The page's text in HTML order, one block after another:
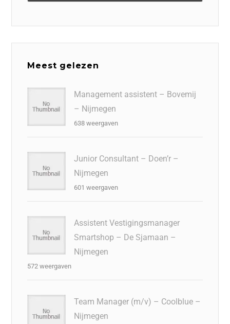
Meest gelezen
Management assistent – Bovemij
– Nijmegen
638 weergaven
Junior Consultant – Doen’r –
Nijmegen
601 weergaven
Assistent Vestigingsmanager
Smartshop – De Sjamaan –
Nijmegen
572 weergaven
Team Manager (m/v) – Coolblue –
Nijmegen